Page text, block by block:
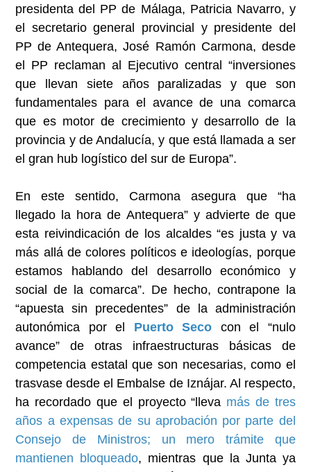
presidenta del PP de Málaga, Patricia Navarro, y
el secretario general provincial y presidente del
PP de Antequera, José Ramón Carmona, desde
el PP reclaman al Ejecutivo central “inversiones
que llevan siete años paralizadas y que son
fundamentales para el avance de una comarca
que es motor de crecimiento y desarrollo de la
provincia y de Andalucía, y que está llamada a ser
el gran hub logístico del sur de Europa”.
En este sentido, Carmona asegura que “ha
llegado la hora de Antequera” y advierte de que
esta reivindicación de los alcaldes “es justa y va
más allá de colores políticos e ideologías, porque
estamos hablando del desarrollo económico y
social de la comarca”. De hecho, contrapone la
“apuesta sin precedentes” de la administración
autonómica por el Puerto Seco
con el “nulo
avance” de otras infraestructuras básicas de
competencia estatal que son necesarias, como el
trasvase desde el Embalse de Iznájar. Al respecto,
ha recordado que el proyecto “lleva más de tres
años a expensas de su aprobación por parte del
Consejo de Ministros; un mero trámite que
mantienen bloqueado, mientras que la Junta ya